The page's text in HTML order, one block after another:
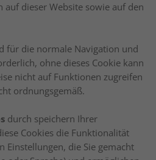
auf dieser Website sowie auf den
für die normale Navigation und
ohne dieses Cookie kann
nicht auf Funktionen zugreifen
ordnungsgemäß.
durch speichern Ihrer
Cookies die Funktionalität
Einstellungen, die Sie gemacht